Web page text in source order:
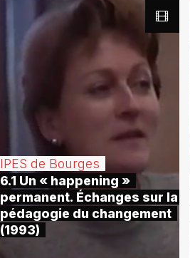
IPES de Bourges
6.1 Un « happening »
permanent. Échanges sur la
pédagogie du changement
(1993)